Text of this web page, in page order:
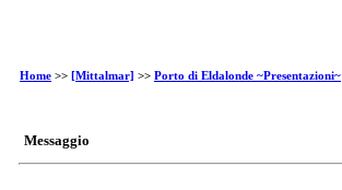
Home >> [Mittalmar] >> Porto di Eldalonde ~Presentazioni~
Messaggio